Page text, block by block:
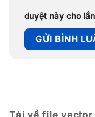
duyệt này cho